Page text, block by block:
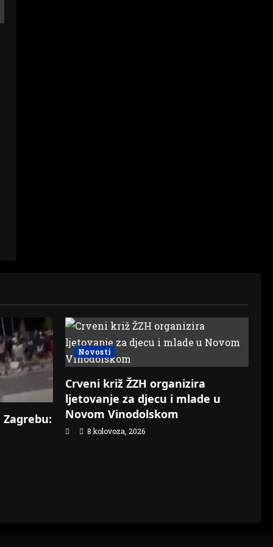
Zagrebu:
Novosti
Crveni križ ŽZH organizira
ljetovanje za djecu i mlade u
Novom Vinodolskom
8 kolovoza, 2026